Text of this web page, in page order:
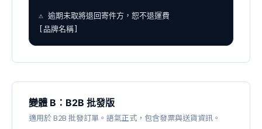
⚠️ 逾期未取將退回寄件方，恕不退運費
[品牌名稱]
變體 B：B2B 批發版
適用於 B2B 批發訂單。語氣正式，包含發票與送貨資訊。